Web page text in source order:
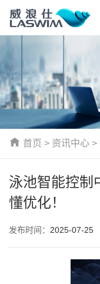
首页 > 资讯中心 >
泳池智能控制
懂优化！
发布时间： 2025-07-25